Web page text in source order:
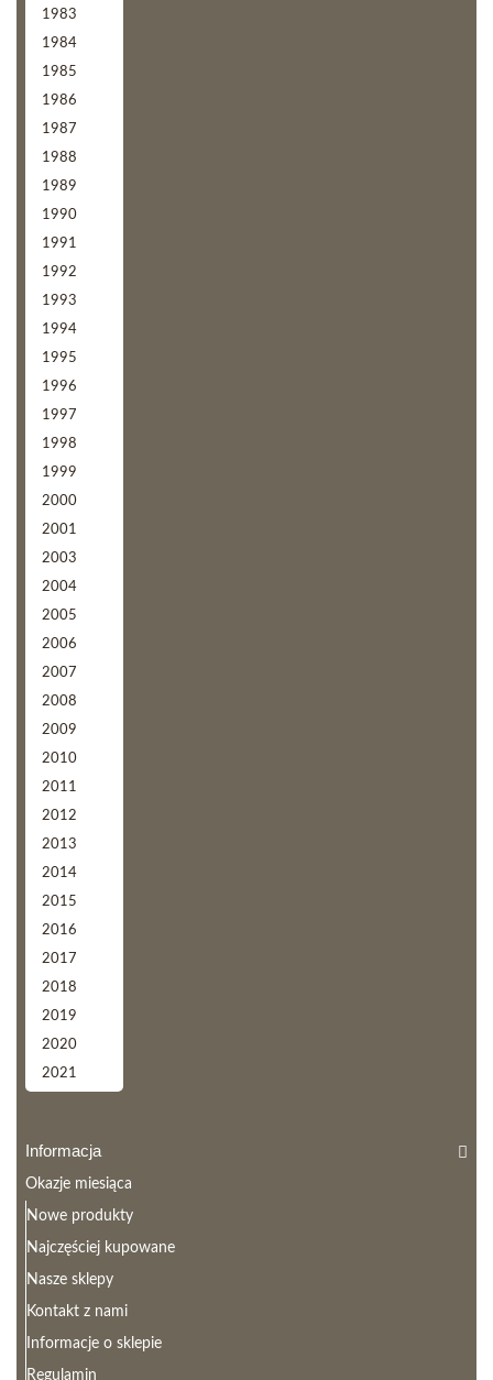
1983
1984
1985
1986
1987
1988
1989
1990
1991
1992
1993
1994
1995
1996
1997
1998
1999
2000
2001
2003
2004
2005
2006
2007
2008
2009
2010
2011
2012
2013
2014
2015
2016
2017
2018
2019
2020
2021
Informacja
Okazje miesiąca
Nowe produkty
Najczęściej kupowane
Nasze sklepy
Kontakt z nami
Informacje o sklepie
Regulamin